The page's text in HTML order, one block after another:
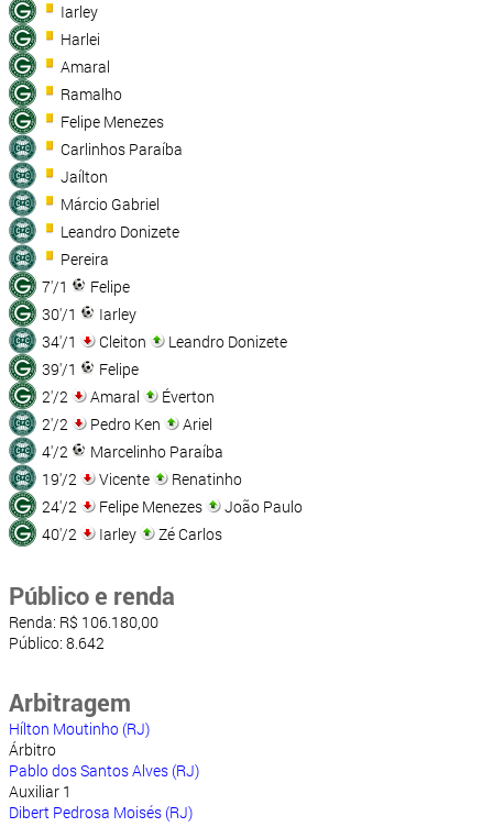
Iarley
Harlei
Amaral
Ramalho
Felipe Menezes
Carlinhos Paraíba
Jaílton
Márcio Gabriel
Leandro Donizete
Pereira
7'/1
Felipe
30'/1
Iarley
34'/1
Cleiton
Leandro Donizete
39'/1
Felipe
2'/2
Amaral
Éverton
2'/2
Pedro Ken
Ariel
4'/2
Marcelinho Paraíba
19'/2
Vicente
Renatinho
24'/2
Felipe Menezes
João Paulo
40'/2
Iarley Zé Carlos
Público e renda
Renda: R$ 106.180,00
Público: 8.642
Arbitragem
Hílton Moutinho (RJ)
Árbitro
Pablo dos Santos Alves (RJ)
Auxiliar 1
Dibert Pedrosa Moisés (RJ)